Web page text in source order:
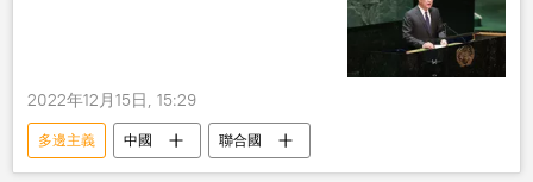
2022年12月15日, 15:29
多邊主義 中國 聯合國